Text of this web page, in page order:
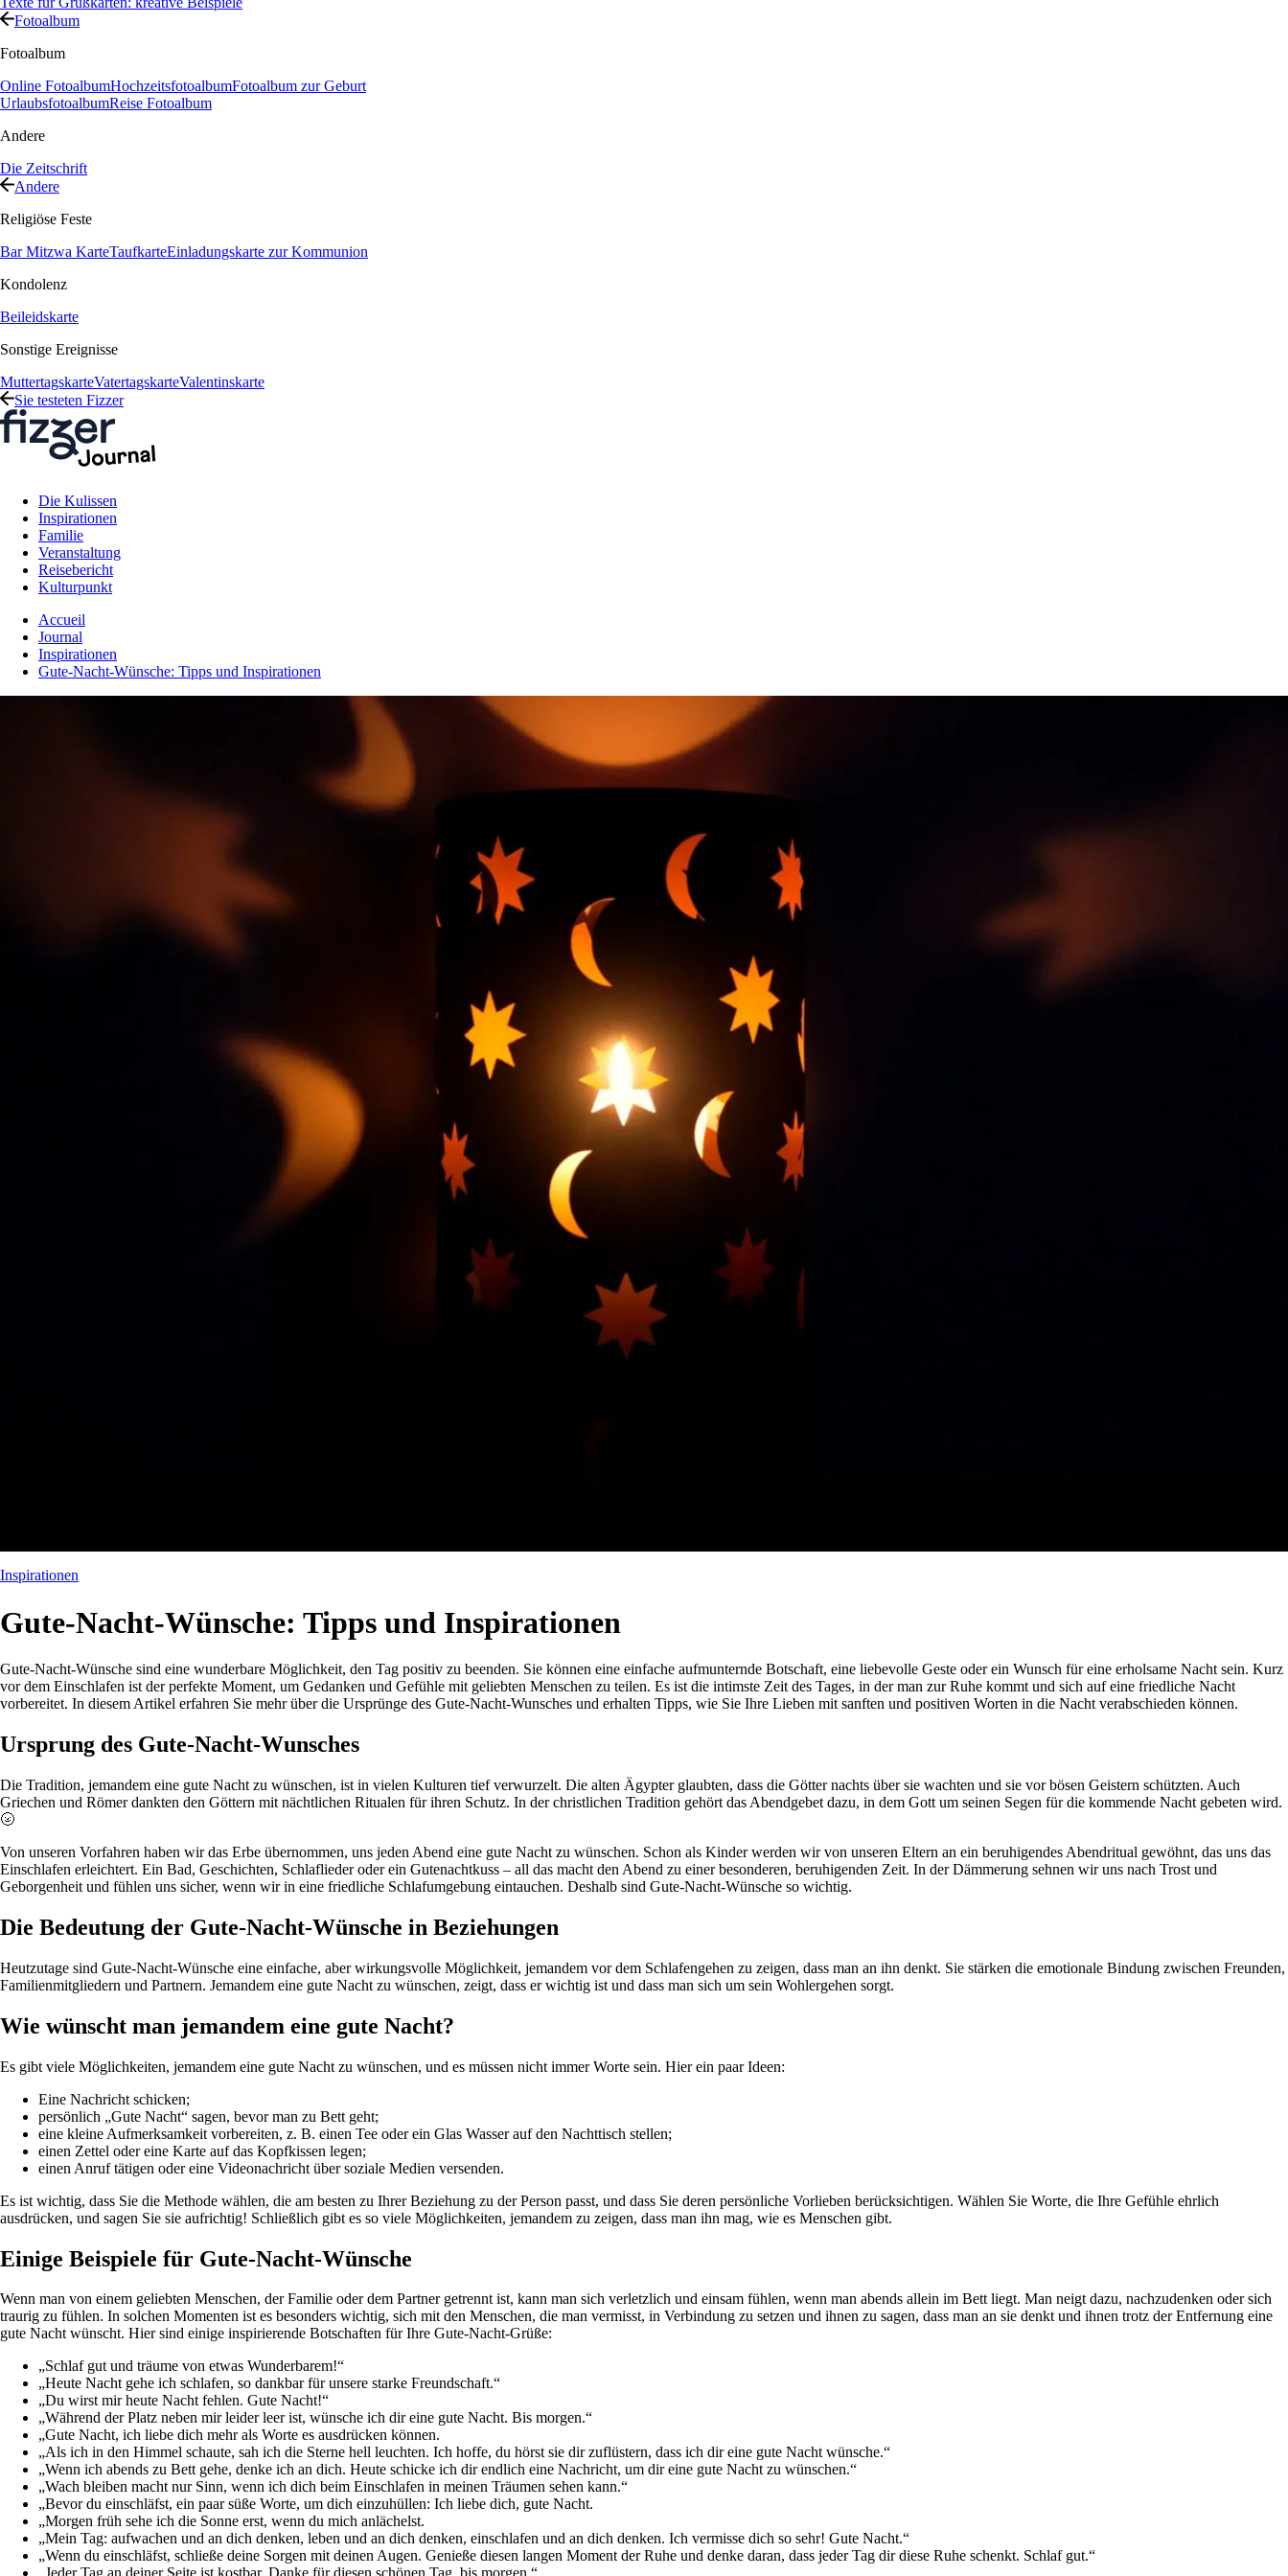
Fotoalbum
Fotoalbum
Online FotoalbumHochzeitsfotoalbumFotoalbum zur Geburt
UrlaubsfotoalbumReise Fotoalbum
Andere
Die Zeitschrift
Andere
Religiöse Feste
Bar Mitzwa KarteTaufkarteEinladungskarte zur Kommunion
Kondolenz
Beileidskarte
Sonstige Ereignisse
MuttertagskarteVatertagskarteValentinskarte
Sie testeten Fizzer
Die Kulissen
Inspirationen
Familie
Veranstaltung
Reisebericht
Kulturpunkt
Accueil
Journal
Inspirationen
Gute-Nacht-Wünsche: Tipps und Inspirationen
Inspirationen
Gute-Nacht-Wünsche: Tipps und Inspirationen
Gute-Nacht-Wünsche sind eine wunderbare Möglichkeit, den Tag positiv zu beenden. Sie können eine einfache aufmunternde Botschaft, eine liebevolle Geste oder ein Wunsch für eine erholsame Nacht sein. Kurz
vor dem Einschlafen ist der perfekte Moment, um Gedanken und Gefühle mit geliebten Menschen zu teilen. Es ist die intimste Zeit des Tages, in der man zur Ruhe kommt und sich auf eine friedliche Nacht
vorbereitet. In diesem Artikel erfahren Sie mehr über die Ursprünge des Gute-Nacht-Wunsches und erhalten Tipps, wie Sie Ihre Lieben mit sanften und positiven Worten in die Nacht verabschieden können.
Ursprung des Gute-Nacht-Wunsches
Die Tradition, jemandem eine gute Nacht zu wünschen, ist in vielen Kulturen tief verwurzelt. Die alten Ägypter glaubten, dass die Götter nachts über sie wachten und sie vor bösen Geistern schützten. Auch
Griechen und Römer dankten den Göttern mit nächtlichen Ritualen für ihren Schutz. In der christlichen Tradition gehört das Abendgebet dazu, in dem Gott um seinen Segen für die kommende Nacht gebeten wird.
🌝
Von unseren Vorfahren haben wir das Erbe übernommen, uns jeden Abend eine gute Nacht zu wünschen. Schon als Kinder werden wir von unseren Eltern an ein beruhigendes Abendritual gewöhnt, das uns das
Einschlafen erleichtert. Ein Bad, Geschichten, Schlaflieder oder ein Gutenachtkuss – all das macht den Abend zu einer besonderen, beruhigenden Zeit. In der Dämmerung sehnen wir uns nach Trost und
Geborgenheit und fühlen uns sicher, wenn wir in eine friedliche Schlafumgebung eintauchen. Deshalb sind Gute-Nacht-Wünsche so wichtig.
Die Bedeutung der Gute-Nacht-Wünsche in Beziehungen
Heutzutage sind Gute-Nacht-Wünsche eine einfache, aber wirkungsvolle Möglichkeit, jemandem vor dem Schlafengehen zu zeigen, dass man an ihn denkt. Sie stärken die emotionale Bindung zwischen Freunden,
Familienmitgliedern und Partnern. Jemandem eine gute Nacht zu wünschen, zeigt, dass er wichtig ist und dass man sich um sein Wohlergehen sorgt.
Wie wünscht man jemandem eine gute Nacht?
Es gibt viele Möglichkeiten, jemandem eine gute Nacht zu wünschen, und es müssen nicht immer Worte sein. Hier ein paar Ideen:
Eine Nachricht schicken;
persönlich „Gute Nacht“ sagen, bevor man zu Bett geht;
eine kleine Aufmerksamkeit vorbereiten, z. B. einen Tee oder ein Glas Wasser auf den Nachttisch stellen;
einen Zettel oder eine Karte auf das Kopfkissen legen;
einen Anruf tätigen oder eine Videonachricht über soziale Medien versenden.
Es ist wichtig, dass Sie die Methode wählen, die am besten zu Ihrer Beziehung zu der Person passt, und dass Sie deren persönliche Vorlieben berücksichtigen. Wählen Sie Worte, die Ihre Gefühle ehrlich
ausdrücken, und sagen Sie sie aufrichtig! Schließlich gibt es so viele Möglichkeiten, jemandem zu zeigen, dass man ihn mag, wie es Menschen gibt.
Einige Beispiele für Gute-Nacht-Wünsche
Wenn man von einem geliebten Menschen, der Familie oder dem Partner getrennt ist, kann man sich verletzlich und einsam fühlen, wenn man abends allein im Bett liegt. Man neigt dazu, nachzudenken oder sich
traurig zu fühlen. In solchen Momenten ist es besonders wichtig, sich mit den Menschen, die man vermisst, in Verbindung zu setzen und ihnen zu sagen, dass man an sie denkt und ihnen trotz der Entfernung eine
gute Nacht wünscht. Hier sind einige inspirierende Botschaften für Ihre Gute-Nacht-Grüße:
„Schlaf gut und träume von etwas Wunderbarem!“
„Heute Nacht gehe ich schlafen, so dankbar für unsere starke Freundschaft.“
„Du wirst mir heute Nacht fehlen. Gute Nacht!“
„Während der Platz neben mir leider leer ist, wünsche ich dir eine gute Nacht. Bis morgen.“
„Gute Nacht, ich liebe dich mehr als Worte es ausdrücken können.
„Als ich in den Himmel schaute, sah ich die Sterne hell leuchten. Ich hoffe, du hörst sie dir zuflüstern, dass ich dir eine gute Nacht wünsche.“
„Wenn ich abends zu Bett gehe, denke ich an dich. Heute schicke ich dir endlich eine Nachricht, um dir eine gute Nacht zu wünschen.“
„Wach bleiben macht nur Sinn, wenn ich dich beim Einschlafen in meinen Träumen sehen kann.“
„Bevor du einschläfst, ein paar süße Worte, um dich einzuhüllen: Ich liebe dich, gute Nacht.
„Morgen früh sehe ich die Sonne erst, wenn du mich anlächelst.
„Mein Tag: aufwachen und an dich denken, leben und an dich denken, einschlafen und an dich denken. Ich vermisse dich so sehr! Gute Nacht.“
„Wenn du einschläfst, schließe deine Sorgen mit deinen Augen. Genieße diesen langen Moment der Ruhe und denke daran, dass jeder Tag dir diese Ruhe schenkt. Schlaf gut.“